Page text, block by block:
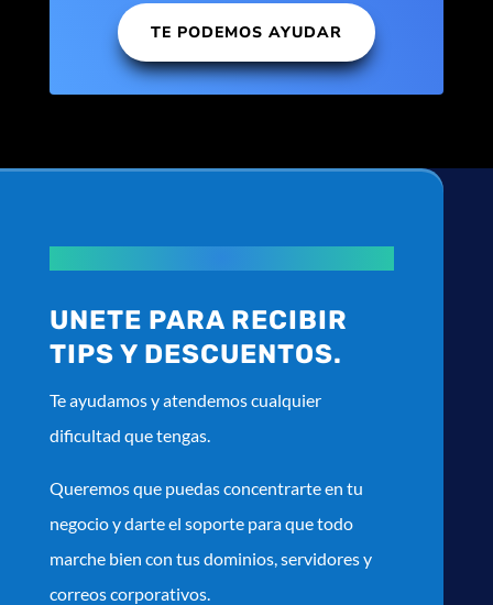
TE PODEMOS AYUDAR
UNETE PARA RECIBIR
TIPS Y DESCUENTOS.
Te ayudamos y atendemos cualquier
dificultad que tengas.
Queremos que puedas concentrarte en tu
negocio y darte el soporte para que todo
marche bien con tus dominios, servidores y
correos corporativos.